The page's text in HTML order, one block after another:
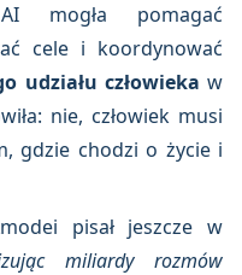
mogła pomagać
cele i koordynować
udziału człowieka w
nie, człowiek musi
gdzie chodzi o życie i
pisał jeszcze w
miliardy rozmów